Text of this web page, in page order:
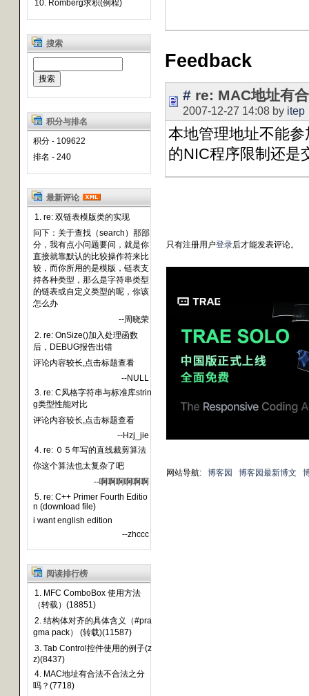
10. Romberg求积(例程)
搜索
积分与排名
积分 - 109622
排名 - 240
最新评论
1. re: 双链表模版类的实现
问下：关于查找（search）那部
分，我有点小问题要问，就是你
直接就靠默认的比较操作符来比
较，而你所用的是模版，链表支
持各种类型，那么是字符串类型
的链表或自定义类型的呢，你该
怎么办
--周晓荣
2. re: OnSize()加入处理函数
后，DEBUG报告出错
评论内容较长,点击标题查看
--NULL
3. re: C风格字符串与标准库strin
g类型性能对比
评论内容较长,点击标题查看
--Hzj_jie
4. re: ０５年写的直线裁剪算法
你这个算法也太复杂了吧
--啊啊啊啊啊啊
5. re: C++ Primer Fourth Editio
n (download file)
i want english edition
--zhccc
阅读排行榜
1. MFC ComboBox 使用方法
（转载）(18851)
2. 结构体对齐的具体含义（#pra
gma pack） (转载)(11587)
3. Tab Control控件使用的例子(z
z)(8437)
4. MAC地址有合法不合法之分
吗？(7718)
Feedback
# re: MAC地址有
2007-12-27 14:08 by itep
本地管理地址不能
的NIC程序限制还是
只有注册用户登录后才能发表评论。
网站导航: 博客园 博客园最新博文